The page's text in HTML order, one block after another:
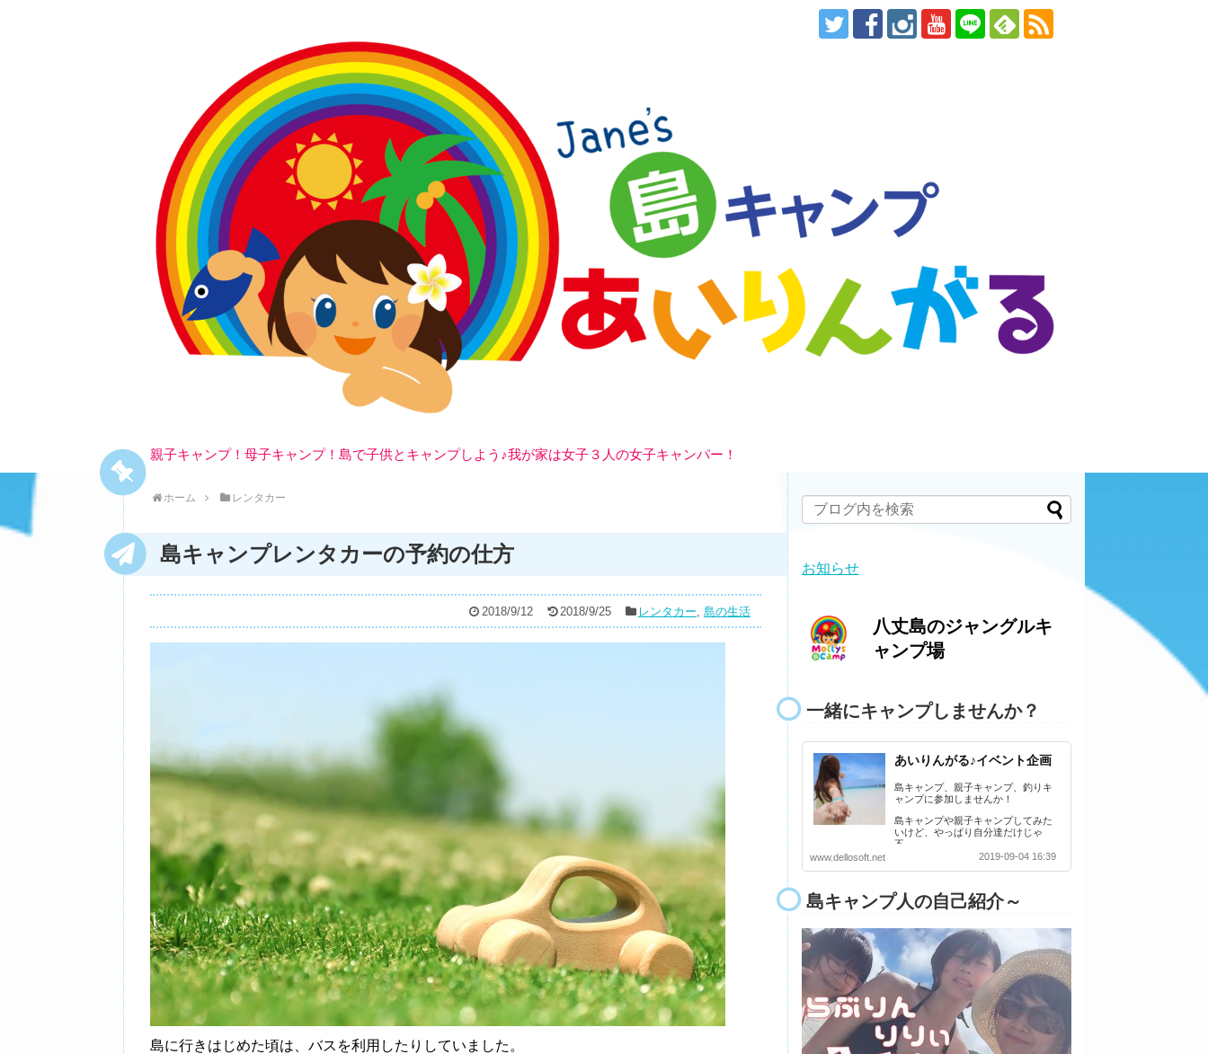
親子キャンプ！母子キャンプ！島で子供とキャンプしよう♪我が家は女子３人の女子キャンパー！
ホーム レンタカー
島キャンプレンタカーの予約の仕方
2018/9/12 2018/9/25 レンタカー 島の生活
島に行きはじめた頃は、バスを利用したりしていました。
お知らせ
八丈島のジャングルキ
ャンプ場
一緒にキャンプしませんか？
あいりんがる♪イベント企画
島キャンプ、親子キャンプ、釣りキ
ャンプに参加しませんか！
島キャンプや親子キャンプしてみた
いけど、やっぱり自分達だけじゃ
不…
www.dellosoft.net
2019-09-04 16:39
島キャンプ人の自己紹介～